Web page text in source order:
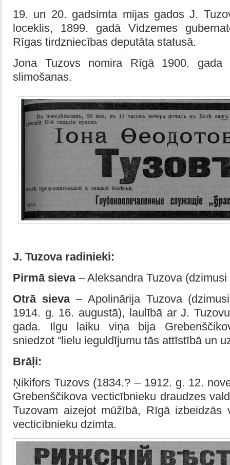
19. un 20. gadsimta mijas gados J.
loceklis, 1899. gadā Vidzemes
Rīgas tirdzniecības deputāta statusā.
Jona Tuzovs nomira Rīgā 1900.
slimošanas.
J. Tuzova radinieki:
Pirmā sieva– Aleksandra Tuzova (dzimusi
Otrā sieva– Apolinārija Tuzova
1914. g. 16. augustā), laulībā ar J.
gada. Ilgu laiku viņa bija
sniedzot “lielu ieguldījumu tās attīstībā un
Brāļi:
Ņikifors Tuzovs (1834.? – 1912. g. 12.
Grebenščikova vecticībnieku draudzes
Tuzovam aizejot mūžībā, Rīgā izbeidzās
vecticībnieku dzimta.